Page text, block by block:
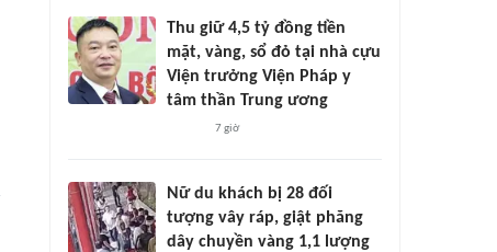
Thu giữ 4,5 tỷ đồng tiền
mặt, vàng, sổ đỏ tại nhà cựu
Viện trưởng Viện Pháp y
tâm thần Trung ương
7 giờ
Nữ du khách bị 28 đối
tượng vây ráp, giật phăng
dây chuyền vàng 1,1 lượng